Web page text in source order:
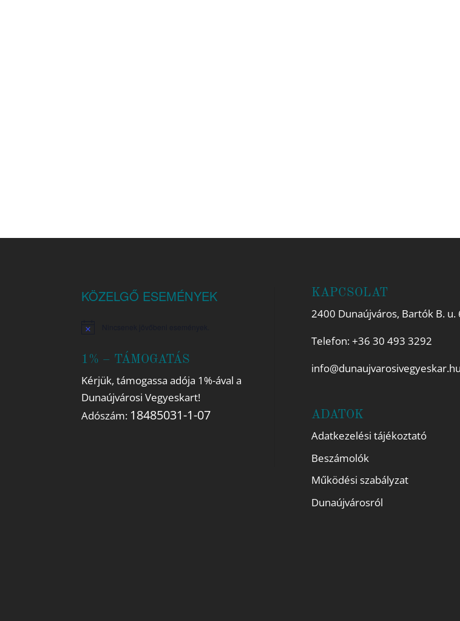
KÖZELGŐ ESEMÉNYEK
Notice
1% – TÁMOGATÁS
Kérjük, támogassa adója 1%-ával a
Dunaújvárosi Vegyeskart!
Adószám: 18485031-1-07
KAPCSOLAT
2400 Dunaújváros, Bartók B. u.
Telefon:+36 30 493 3292
info@dunaujvarosivegyeskar.hu
ADATOK
Adatkezelési tájékoztató
Beszámolók
Működési szabályzat
Dunaújvárosról